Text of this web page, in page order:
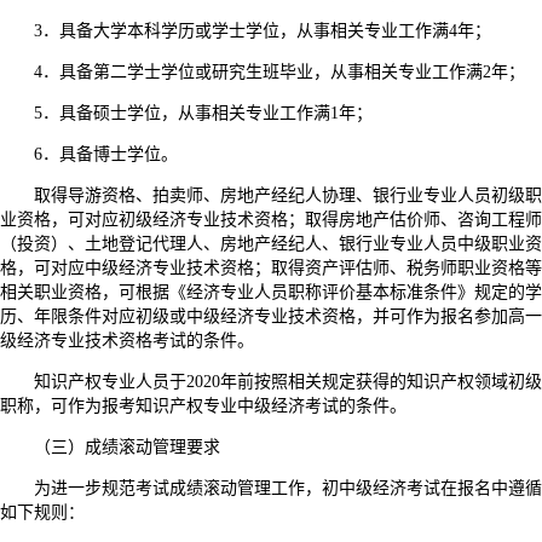
3．具备大学本科学历或学士学位，从事相关专业工作满4年；
4．具备第二学士学位或研究生班毕业，从事相关专业工作满2年；
5．具备硕士学位，从事相关专业工作满1年；
6．具备博士学位。
取得导游资格、拍卖师、房地产经纪人协理、银行业专业人员初级职
业资格，可对应初级经济专业技术资格；取得房地产估价师、咨询工程师
（投资）、土地登记代理人、房地产经纪人、银行业专业人员中级职业资
格，可对应中级经济专业技术资格；取得资产评估师、税务师职业资格等
相关职业资格，可根据《经济专业人员职称评价基本标准条件》规定的学
历、年限条件对应初级或中级经济专业技术资格，并可作为报名参加高一
级经济专业技术资格考试的条件。
知识产权专业人员于2020年前按照相关规定获得的知识产权领域初级
职称，可作为报考知识产权专业中级经济考试的条件。
（三）成绩滚动管理要求
为进一步规范考试成绩滚动管理工作，初中级经济考试在报名中遵循
如下规则：